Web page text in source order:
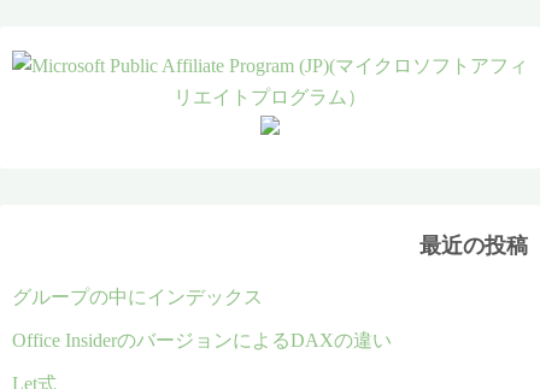
最近の投稿
グループの中にインデックス
Office InsiderのバージョンによるDAXの違い
Let式